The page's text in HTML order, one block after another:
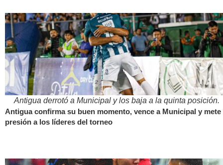
Antigua derrotó a Municipal y los baja a la quinta posición.
Antigua confirma su buen momento, vence a Municipal y mete
presión a los líderes del torneo